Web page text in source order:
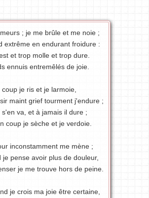
; je me brûle et me noie ;
extrême en endurant froidure :
et trop molle et trop dure.
ennuis entremêlés de joie.
coup je ris et je larmoie,
maint grief tourment j'endure ;
s'en va, et à jamais il dure ;
coup je sèche et je verdoie.
inconstamment me mène ;
je pense avoir plus de douleur,
je me trouve hors de peine.
je crois ma joie être certaine,